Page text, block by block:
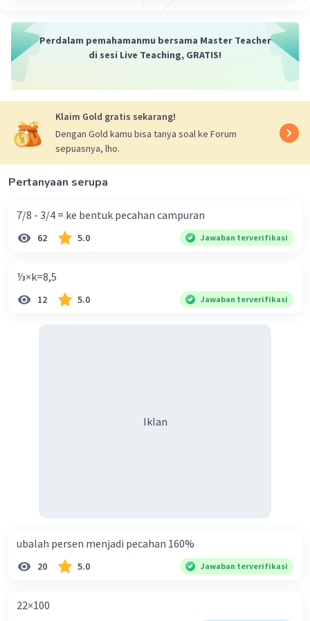
Iklan
Nanda R Community Level 89
03 Oktober 2023 09:10
0,35 = 35/100
karena 0,35 memiliki dua angka di belajan6koma,
maka dibagi dengan 100.
Beri Rating
Perdalam pemahamanmu bersama Master Teacher
di sesi Live Teaching, GRATIS!
Klaim Gold gratis sekarang!
Dengan Gold kamu bisa tanya soal ke Forum
sepuasnya, lho.
Pertanyaan serupa
7/8 - 3/4 = ke bentuk pecahan campuran
62 5.0 Jawaban terverifikasi
⅓×k=8,5
12 5.0 Jawaban terverifikasi
Iklan
ubalah persen menjadi pecahan 160%
20 5.0 Jawaban terverifikasi
22×100